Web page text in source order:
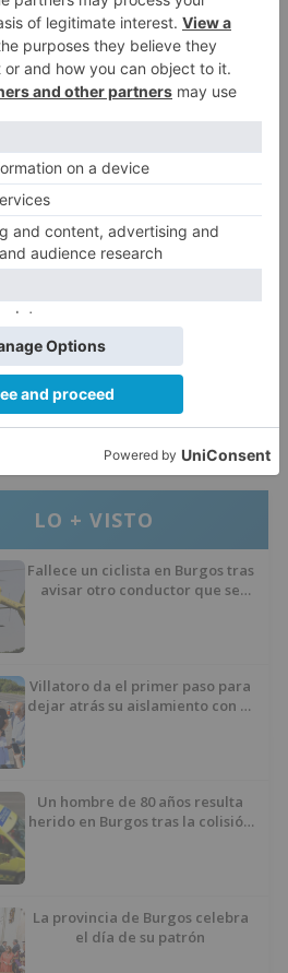
de Burgos continúa
y adaptación
hidráulicas,
existente, reforzando
integral del agua y
del entorno fluvial de la
LO + VISTO
Fallece un ciclista en Burgos tras
avisar otro conductor que se
Villatoro da el primer paso para
dejar atrás su aislamiento con el
Un hombre de 80 años resulta
herido en Burgos tras la colisión
La provincia de Burgos celebra
el día de su patrón